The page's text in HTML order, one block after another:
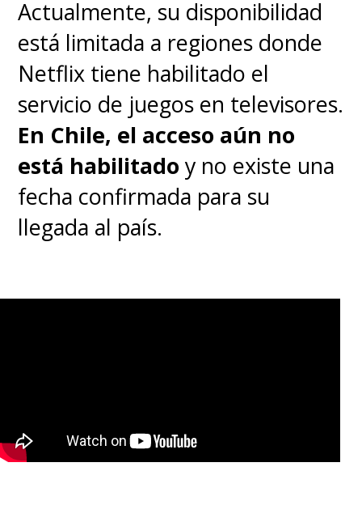
los tiempos.
Actualmente, su disponibilidad
está limitada a regiones donde
Netflix tiene habilitado el
servicio de juegos en televisores.
En Chile, el acceso aún no
está habilitado y no existe una
fecha confirmada para su
llegada al país.